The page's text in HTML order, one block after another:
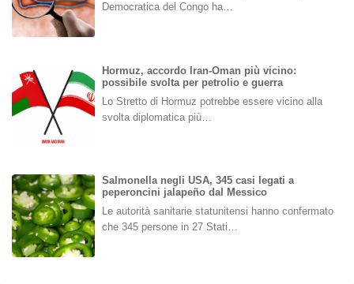
Democratica del Congo ha…
Hormuz, accordo Iran-Oman più vicino:
possibile svolta per petrolio e guerra
Lo Stretto di Hormuz potrebbe essere vicino alla
svolta diplomatica più…
Salmonella negli USA, 345 casi legati a
peperoncini jalapeño dal Messico
Le autorità sanitarie statunitensi hanno confermato
che 345 persone in 27 Stati…